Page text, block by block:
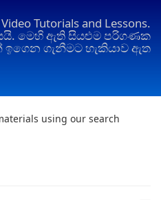
Tutorials and Lessons.
මෙහි ඇති සියළුම පරිගණක
ඉගෙන ගැනීමට හැකියාව ඇත
using our search